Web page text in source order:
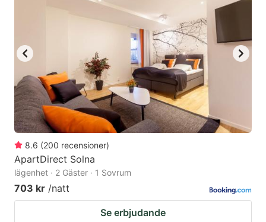
8.6 (200 recensioner)
ApartDirect Solna
lägenhet · 2 Gäster · 1 Sovrum
703 kr /natt
Se erbjudande